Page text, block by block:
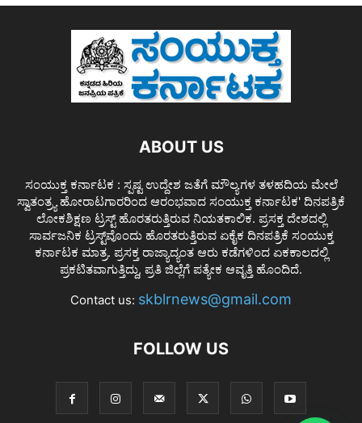
ABOUT US
ಸಂಯುಕ್ತ ಕರ್ನಾಟಕ : ಸ್ಪಷ್ಟ ಉದ್ದೇಶ ಜತೆಗೆ ಮೌಲ್ಯಗಳ ತಳಹದಿಯ ಮೇಲೆ
ಸ್ವಾತಂತ್ರ್ಯ ಹೋರಾಟಗಾರರಿಂದ ಆರಂಭವಾದ ಸಂಯುಕ್ತ ಕರ್ನಾಟಕ' ದಿನಪತ್ರಿಕೆ
ಲೋಕಶಿಕ್ಷಣ ಟ್ರಸ್ಟ್ ಹೊರತರುತ್ತಿರುವ ನಿಯತಕಾಲಿಕ. ಪ್ರಸಕ್ತ ದೇಶದಲ್ಲಿ
ಸಾರ್ವಜನಿಕ ಟ್ರಸ್ಟ್‌ವೊಂದು ಹೊರತರುತ್ತಿರುವ ಏಕೈಕ ದಿನಪತ್ರಿಕೆ ಸಂಯುಕ್ತ
ಕರ್ನಾಟಕ ಮಾತ್ರ. ಪ್ರಸಕ್ತ ರಾಜ್ಯಾದ್ಯಂತ ಆರು ಕಡೆಗಳಿಂದ ಏಕಕಾಲದಲ್ಲಿ
ಪ್ರಕಟಿತವಾಗುತ್ತಿದ್ದು, ಪ್ರತಿ ಜಿಲ್ಲೆಗೆ ಪತ್ಯೇಕ ಆವೃತ್ತಿ ಹೊಂದಿದೆ.
Contact us: skblrnews@gmail.com
FOLLOW US